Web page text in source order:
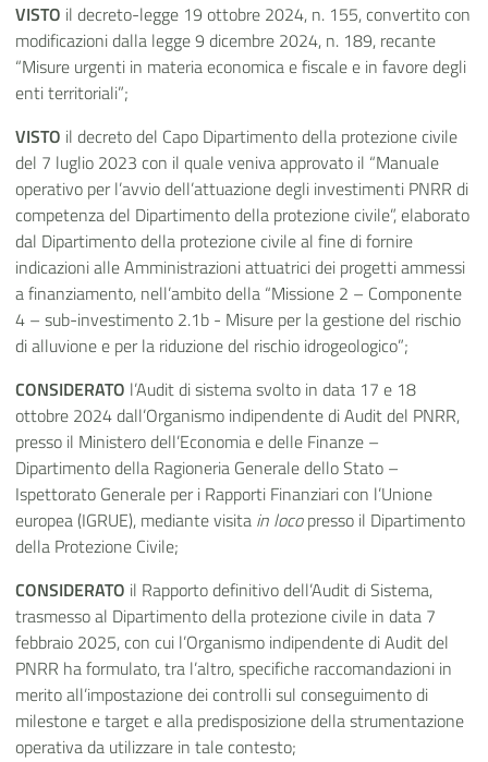
VISTO il decreto-legge 19 ottobre 2024, n. 155, convertito con
modificazioni dalla legge 9 dicembre 2024, n. 189, recante
“Misure urgenti in materia economica e fiscale e in favore degli
enti territoriali”;
VISTO il decreto del Capo Dipartimento della protezione civile
del 7 luglio 2023 con il quale veniva approvato il “Manuale
operativo per l’avvio dell’attuazione degli investimenti PNRR di
competenza del Dipartimento della protezione civile”, elaborato
dal Dipartimento della protezione civile al fine di fornire
indicazioni alle Amministrazioni attuatrici dei progetti ammessi
a finanziamento, nell’ambito della “Missione 2 – Componente
4 – sub-investimento 2.1b - Misure per la gestione del rischio
di alluvione e per la riduzione del rischio idrogeologico”;
CONSIDERATO l’Audit di sistema svolto in data 17 e 18
ottobre 2024 dall’Organismo indipendente di Audit del PNRR,
presso il Ministero dell’Economia e delle Finanze –
Dipartimento della Ragioneria Generale dello Stato –
Ispettorato Generale per i Rapporti Finanziari con l’Unione
europea (IGRUE), mediante visita in locopresso il Dipartimento
della Protezione Civile;
CONSIDERATO il Rapporto definitivo dell’Audit di Sistema,
trasmesso al Dipartimento della protezione civile in data 7
febbraio 2025, con cui l’Organismo indipendente di Audit del
PNRR ha formulato, tra l’altro, specifiche raccomandazioni in
merito all’impostazione dei controlli sul conseguimento di
milestone e target e alla predisposizione della strumentazione
operativa da utilizzare in tale contesto;